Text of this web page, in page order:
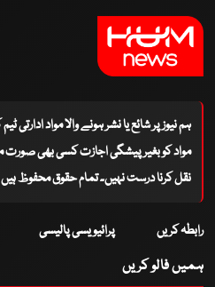
ہم نیوز پر شائع یا نشر ہونے والا مواد
مواد کو بغیر پیشگی اجازت کسی بھی صورت
نقل کرنا درست نہیں۔ تمام حقوق محفوظ ہیں ©
رابطہ کریں پرائیویسی پالیسی
ہمیں فالو کریں